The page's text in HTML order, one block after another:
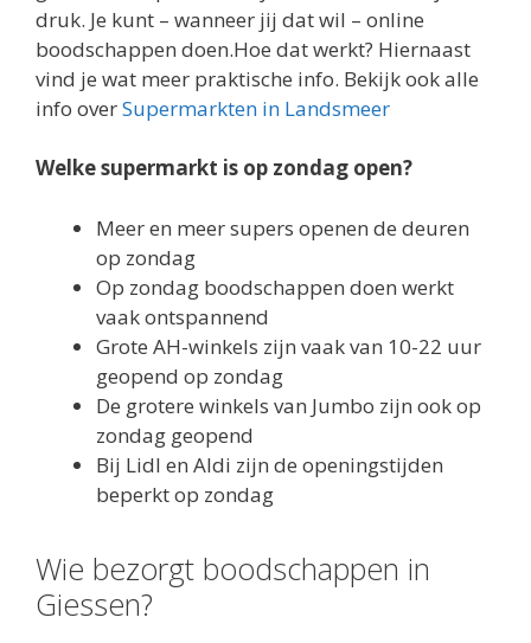
druk. Je kunt – wanneer jij dat wil – online
boodschappen doen.Hoe dat werkt? Hiernaast
vind je wat meer praktische info. Bekijk ook alle
info overSupermarkten in Landsmeer
Welke supermarkt is op zondag open?
Meer en meer supers openen de deuren
op zondag
Op zondag boodschappen doen werkt
vaak ontspannend
Grote AH-winkels zijn vaak van 10-22 uur
geopend op zondag
De grotere winkels van Jumbo zijn ook op
zondag geopend
Bij Lidl en Aldi zijn de openingstijden
beperkt op zondag
Wie bezorgt boodschappen in
Giessen?